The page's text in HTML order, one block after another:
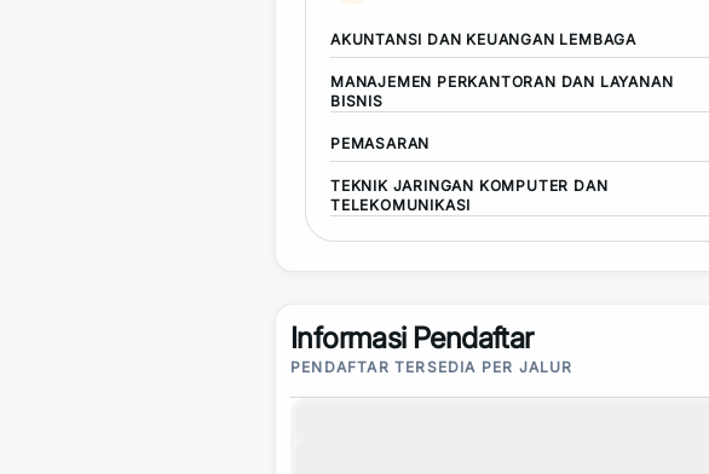
AKUNTANSI DAN KEUANGAN LEMBAGA
MANAJEMEN PERKANTORAN DAN LAYANAN
BISNIS
PEMASARAN
TEKNIK JARINGAN KOMPUTER DAN
TELEKOMUNIKASI
Informasi Pendaftar
PENDAFTAR TERSEDIA PER JALUR